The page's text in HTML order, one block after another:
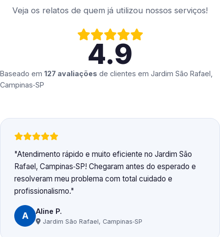
Veja os relatos de quem já utilizou nossos serviços!
4.9
Baseado em 127 avaliações de clientes em Jardim São Rafael,
Campinas‑SP
Atendimento rápido e muito eficiente no Jardim São
Rafael, Campinas‑SP! Chegaram antes do esperado e
resolveram meu problema com total cuidado e
profissionalismo.
A Aline P.
Jardim São Rafael, Campinas‑SP